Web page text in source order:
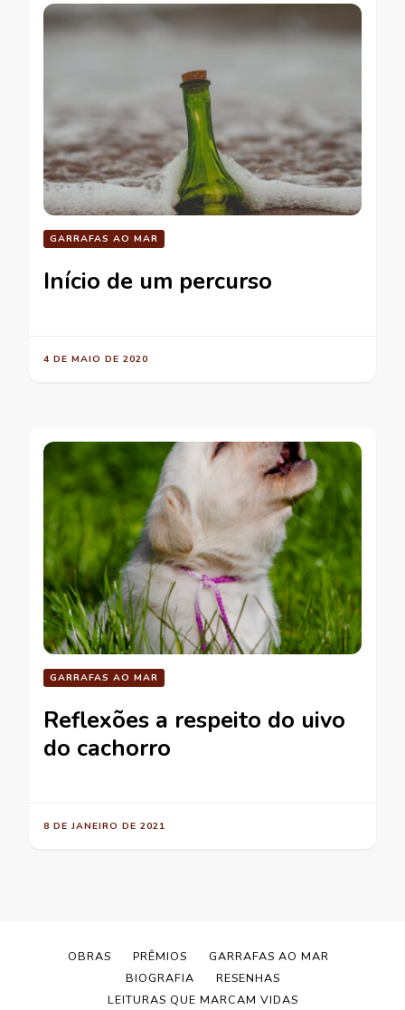
GARRAFAS AO MAR
Início de um percurso
4 DE MAIO DE 2020
GARRAFAS AO MAR
Reflexões a respeito do uivo
do cachorro
8 DE JANEIRO DE 2021
OBRAS PRÊMIOS
GARRAFAS AO MAR
BIOGRAFIA
RESENHAS
LEITURAS QUE MARCAM VIDAS